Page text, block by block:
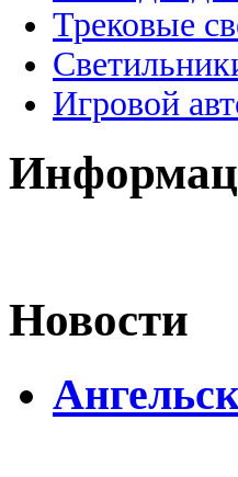
Трековые
Игровой
Новости